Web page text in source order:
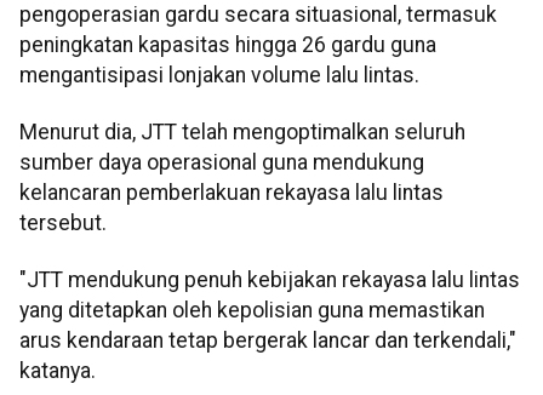
pengoperasian gardu secara situasional, termasuk
peningkatan kapasitas hingga 26 gardu guna
mengantisipasi lonjakan volume lalu lintas.
Menurut dia, JTT telah mengoptimalkan seluruh
sumber daya operasional guna mendukung
kelancaran pemberlakuan rekayasa lalu lintas
tersebut.
"JTT mendukung penuh kebijakan rekayasa lalu lintas
yang ditetapkan oleh kepolisian guna memastikan
arus kendaraan tetap bergerak lancar dan terkendali,"
katanya.